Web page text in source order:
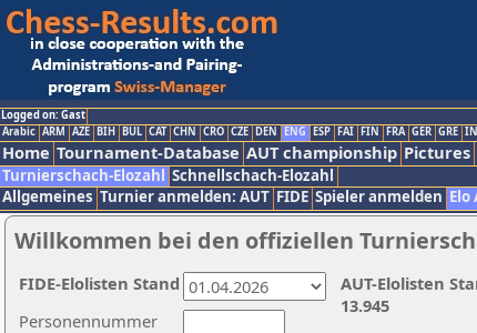
Logged on: Gast
Arabic ARM AZE BIH BUL CAT CHN CRO CZE DEN ENG ESP FAI FIN FRA GER GRE
Home Tournament-Database AUT championship Pictures
Turnierschach-Elozahl Schnellschach-Elozahl
Allgemeines Turnier anmelden: AUT FIDE Spieler anmelden Elo
Willkommen bei den offiziellen
Personennummer
AUT-Elolisten
13.945
FIDE-Elolisten Stand